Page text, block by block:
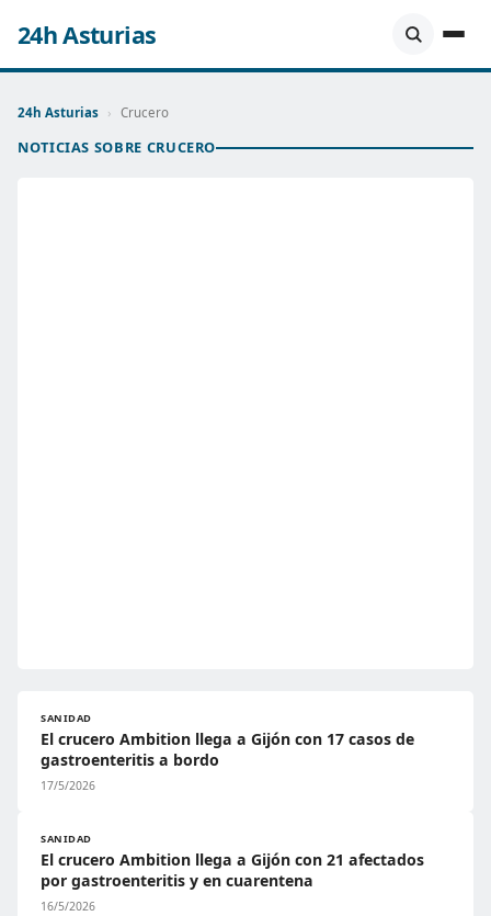
24h Asturias
24h Asturias › Crucero
NOTICIAS SOBRE CRUCERO
SANIDAD
El crucero Ambition llega a Gijón con 17 casos de
gastroenteritis a bordo
17/5/2026
SANIDAD
El crucero Ambition llega a Gijón con 21 afectados
por gastroenteritis y en cuarentena
16/5/2026